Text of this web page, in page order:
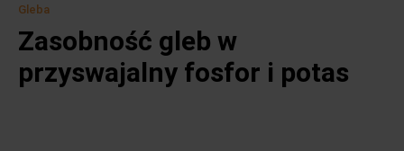
Gleba
Zasobność gleb w
przyswajalny fosfor i potas